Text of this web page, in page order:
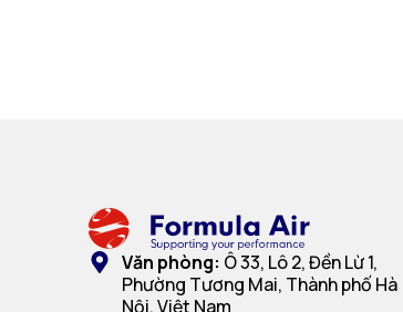
Văn phòng: Ô 33, Lô 2, Đền Lừ 1,
Phường Tương Mai, Thành phố Hà
Nội, Việt Nam